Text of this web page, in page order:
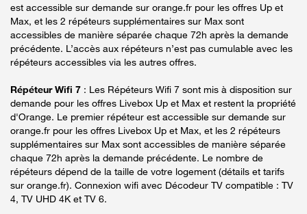
est accessible sur demande sur orange.fr pour les offres Up et
Max, et les 2 répéteurs supplémentaires sur Max sont
accessibles de manière séparée chaque 72h après la demande
précédente. L’accès aux répéteurs n’est pas cumulable avec les
répéteurs accessibles via les autres offres.
Répéteur Wifi 7 : Les Répéteurs Wifi 7 sont mis à disposition sur
demande pour les offres Livebox Up et Max et restent la propriété
d'Orange. Le premier répéteur est accessible sur demande sur
orange.fr pour les offres Livebox Up et Max, et les 2 répéteurs
supplémentaires sur Max sont accessibles de manière séparée
chaque 72h après la demande précédente. Le nombre de
répéteurs dépend de la taille de votre logement (détails et tarifs
sur orange.fr). Connexion wifi avec Décodeur TV compatible : TV
4, TV UHD 4K et TV 6.